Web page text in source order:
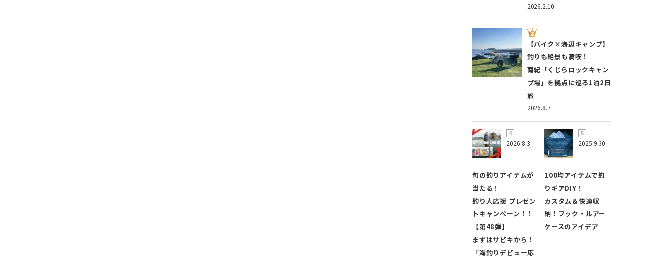
2026.2.10
2026.8.7
【バイク×海辺キャンプ】
釣りも絶景も満喫！
南紀「くじらロックキャン
プ場」を拠点に巡る1泊2日
旅
2026.8.3
旬の釣りアイテムが
当たる！
釣り人応援 プレゼン
トキャンペーン！！
【第48弾】
まずはサビキから！
「海釣りデビュー応
2025.9.30
100均アイテムで釣
りギアDIY！
カスタム＆快適収
納！フック・ルアー
ケースのアイデア